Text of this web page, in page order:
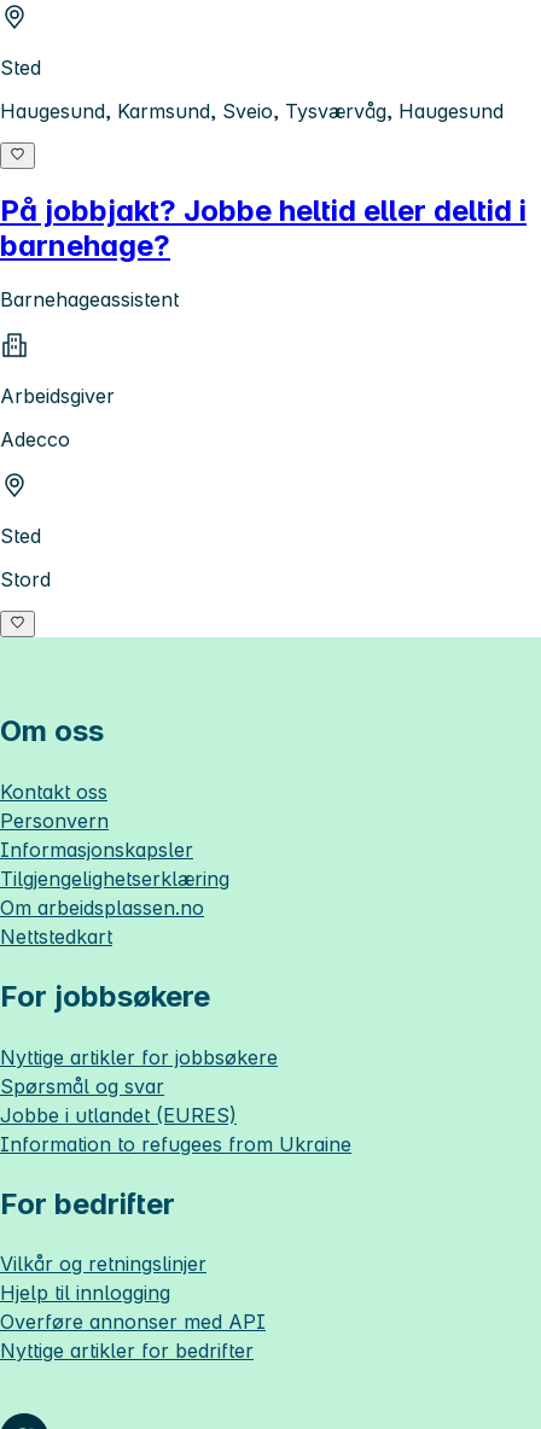
Sted
Haugesund, Karmsund, Sveio, Tysværvåg, Haugesund
På jobbjakt? Jobbe heltid eller deltid i
barnehage?
Barnehageassistent
Arbeidsgiver
Adecco
Sted
Stord
Om oss
Kontakt oss
Personvern
Informasjonskapsler
Tilgjengelighetserklæring
Om arbeidsplassen.no
Nettstedkart
For jobbsøkere
Nyttige artikler for jobbsøkere
Spørsmål og svar
Jobbe i utlandet (EURES)
Information to refugees from Ukraine
For bedrifter
Vilkår og retningslinjer
Hjelp til innlogging
Overføre annonser med API
Nyttige artikler for bedrifter